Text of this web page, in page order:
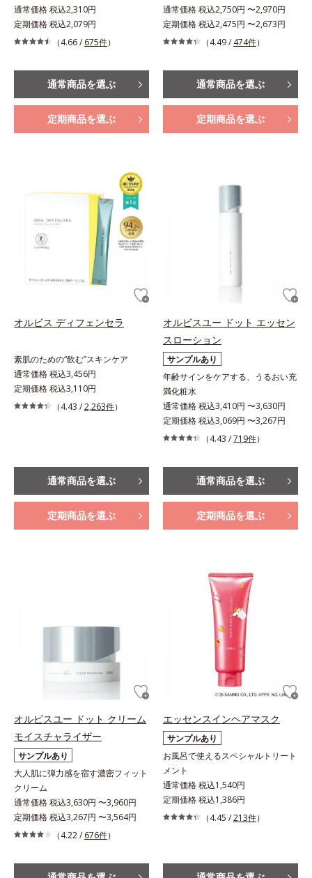
通常価格 税込2,310円
定期価格 税込2,079円
（4.66 / 675件）
通常商品を選ぶ
定期商品を選ぶ
通常価格 税込2,750円 〜2,970円
定期価格 税込2,475円 〜2,673円
（4.49 / 474件）
通常商品を選ぶ
定期商品を選ぶ
オルビス ディフェンセラ
素肌のための“飲む”スキンケア
通常価格 税込3,456円
定期価格 税込3,110円
（4.43 /2,263件）
通常商品を選ぶ
定期商品を選ぶ
オルビスユー ドット エッセン
スローション
サンプルあり
年齢サインをケアする、うるおい充
満化粧水
通常価格 税込3,410円 〜3,630円
定期価格 税込3,069円 〜3,267円
（4.43 /719件）
通常商品を選ぶ
定期商品を選ぶ
オルビスユー ドット クリーム
モイスチャライザー
サンプルあり
大人肌に弾力感を宿す濃密フィット
クリーム
通常価格 税込3,630円 〜3,960円
定期価格 税込3,267円 〜3,564円
（4.22 / 676件）
エッセンスインヘアマスク
サンプルあり
お風呂で使えるスペシャルトリート
メント
通常価格 税込1,540円
定期価格 税込1,386円
（4.45 /213件）